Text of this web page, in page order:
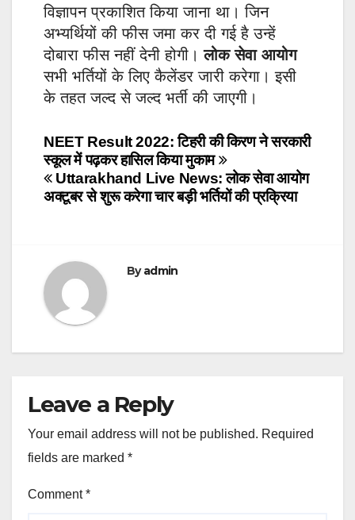
विज्ञापन प्रकाशित किया जाना था। जिन
अभ्यर्थियों की फीस जमा कर दी गई है उन्हें
दोबारा फीस नहीं देनी होगी।लोक सेवा आयोग
सभी भर्तियों के लिए कैलेंडर जारी करेगा। इसी
के तहत जल्द से जल्द भर्ती की जाएगी।
Post
navigation
NEET Result 2022: टिहरी की किरण ने सरकारी
स्कूल में पढ़कर हासिल किया मुकाम
Uttarakhand Live News: लोक सेवा आयोग
अक्टूबर से शुरू करेगा चार बड़ी भर्तियों की प्रक्रिया
Byadmin
Leave a Reply
Your email address will not be published. Required
fields are marked *
Comment*